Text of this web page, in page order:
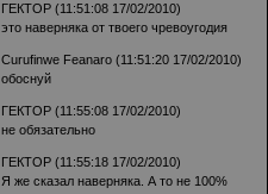
ГЕКТОР (11:51:08 17/02/2010)
это наверняка от твоего чревоугодия
Curufinwe Feanaro (11:51:20 17/02/2010)
обоснуй
ГЕКТОР (11:55:08 17/02/2010)
не обязательно
ГЕКТОР (11:55:18 17/02/2010)
Я же сказал наверняка. А то не 100%